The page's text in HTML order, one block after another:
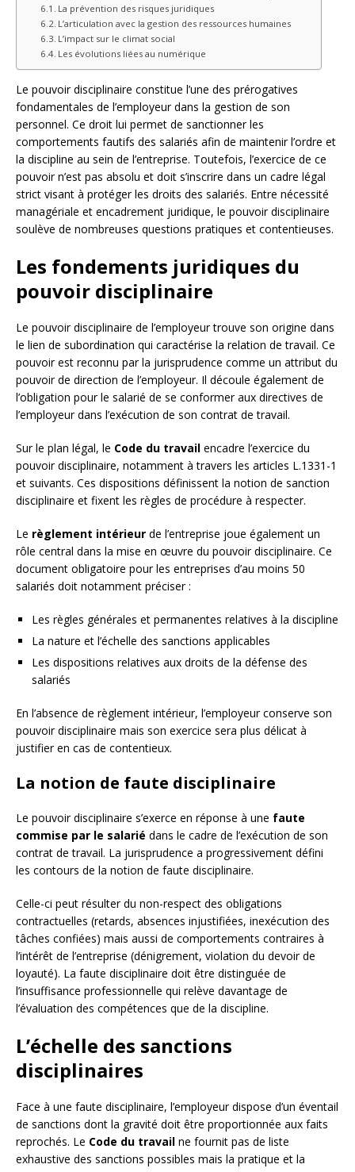
La prévention des risques juridiques
L’articulation avec la gestion des ressources humaines
L’impact sur le climat social
Les évolutions liées au numérique
Le pouvoir disciplinaire constitue l’une des prérogatives
fondamentales de l’employeur dans la gestion de son
personnel. Ce droit lui permet de sanctionner les
comportements fautifs des salariés afin de maintenir l’ordre et
la discipline au sein de l’entreprise. Toutefois, l’exercice de ce
pouvoir n’est pas absolu et doit s’inscrire dans un cadre légal
strict visant à protéger les droits des salariés. Entre nécessité
managériale et encadrement juridique, le pouvoir disciplinaire
soulève de nombreuses questions pratiques et contentieuses.
Les fondements juridiques du
pouvoir disciplinaire
Le pouvoir disciplinaire de l’employeur trouve son origine dans
le lien de subordination qui caractérise la relation de travail. Ce
pouvoir est reconnu par la jurisprudence comme un attribut du
pouvoir de direction de l’employeur. Il découle également de
l’obligation pour le salarié de se conformer aux directives de
l’employeur dans l’exécution de son contrat de travail.
Sur le plan légal, le Code du travail encadre l’exercice du
pouvoir disciplinaire, notamment à travers les articles L.1331-1
et suivants. Ces dispositions définissent la notion de sanction
disciplinaire et fixent les règles de procédure à respecter.
Le règlement intérieur de l’entreprise joue également un
rôle central dans la mise en œuvre du pouvoir disciplinaire. Ce
document obligatoire pour les entreprises d’au moins 50
salariés doit notamment préciser :
Les règles générales et permanentes relatives à la discipline
La nature et l’échelle des sanctions applicables
Les dispositions relatives aux droits de la défense des
salariés
En l’absence de règlement intérieur, l’employeur conserve son
pouvoir disciplinaire mais son exercice sera plus délicat à
justifier en cas de contentieux.
La notion de faute disciplinaire
Le pouvoir disciplinaire s’exerce en réponse à une faute
commise par le salarié dans le cadre de l’exécution de son
contrat de travail. La jurisprudence a progressivement défini
les contours de la notion de faute disciplinaire.
Celle-ci peut résulter du non-respect des obligations
contractuelles (retards, absences injustifiées, inexécution des
tâches confiées) mais aussi de comportements contraires à
l’intérêt de l’entreprise (dénigrement, violation du devoir de
loyauté). La faute disciplinaire doit être distinguée de
l’insuffisance professionnelle qui relève davantage de
l’évaluation des compétences que de la discipline.
L’échelle des sanctions
disciplinaires
Face à une faute disciplinaire, l’employeur dispose d’un éventail
de sanctions dont la gravité doit être proportionnée aux faits
reprochés. Le Code du travail ne fournit pas de liste
exhaustive des sanctions possibles mais la pratique et la